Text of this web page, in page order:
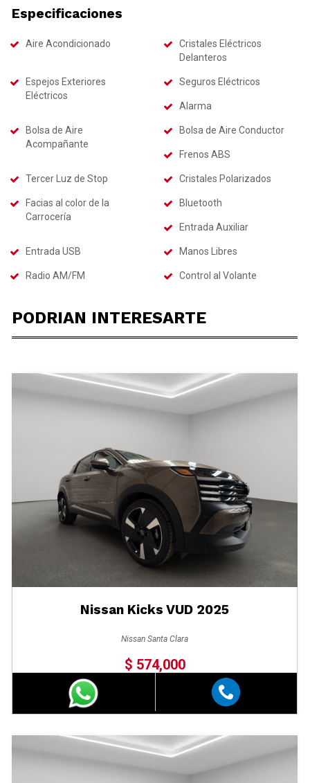
Especificaciones
Aire Acondicionado
Cristales Eléctricos
Delanteros
Espejos Exteriores
Eléctricos
Seguros Eléctricos
Alarma
Bolsa de Aire
Acompañante
Bolsa de Aire Conductor
Frenos ABS
Tercer Luz de Stop Cristales Polarizados
Facias al color de la
Carrocería
Bluetooth
Entrada Auxiliar
Entrada USB Manos Libres
Radio AM/FM Control al Volante
PODRIAN INTERESARTE
Nissan Kicks VUD 2025
Nissan Santa Clara
$ 574,000